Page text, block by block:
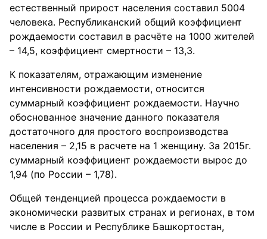
естественный прирост населения составил 5004
человека. Республиканский общий коэффициент
рождаемости составил в расчёте на 1000 жителей
– 14,5, коэффициент смертности – 13,3.
К показателям, отражающим изменение
интенсивности рождаемости, относится
суммарный коэффициент рождаемости. Научно
обоснованное значение данного показателя
достаточного для простого воспроизводства
населения – 2,15 в расчете на 1 женщину. За 2015г.
суммарный коэффициент рождаемости вырос до
1,94 (по России – 1,78).
Общей тенденцией процесса рождаемости в
экономически развитых странах и регионах, в том
числе в России и Республике Башкортостан,